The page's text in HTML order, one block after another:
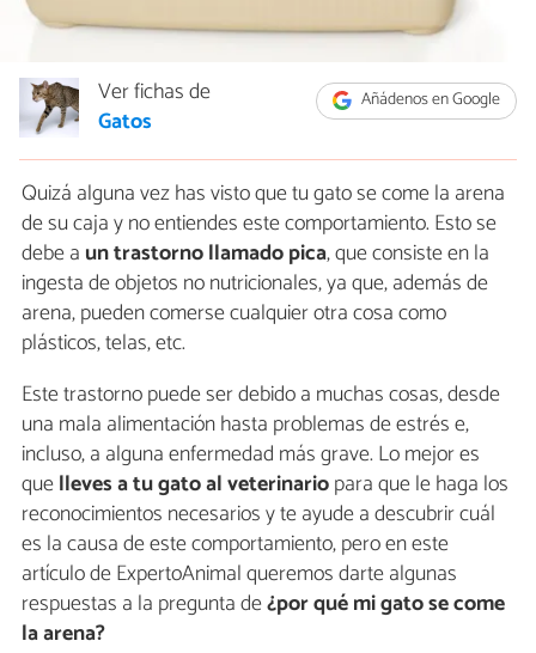
Añádenos en Google
Ver fichas de
Gatos
Quizá alguna vez has visto que tu gato se come la arena
de su caja y no entiendes este comportamiento. Esto se
debe a un trastorno llamado pica, que consiste en la
ingesta de objetos no nutricionales, ya que, además de
arena, pueden comerse cualquier otra cosa como
plásticos, telas, etc.
Este trastorno puede ser debido a muchas cosas, desde
una mala alimentación hasta problemas de estrés e,
incluso, a alguna enfermedad más grave. Lo mejor es
quelleves a tu gato al veterinariopara que le haga los
reconocimientos necesarios y te ayude a descubrir cuál
es la causa de este comportamiento, pero en este
artículo de ExpertoAnimal queremos darte algunas
respuestas a la pregunta de¿por qué mi gato se come
la arena?